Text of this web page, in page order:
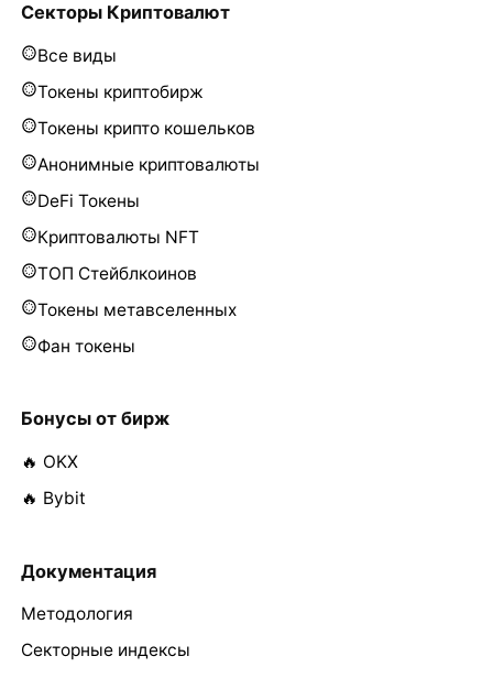
Секторы Криптовалют
Все виды
Токены криптобирж
Токены крипто кошельков
Анонимные криптовалюты
DeFi Токены
Криптовалюты NFT
ТОП Стейблкоинов
Токены метавселенных
Фан токены
Бонусы от бирж
🔥 OKX
🔥 Bybit
Документация
Методология
Секторные индексы